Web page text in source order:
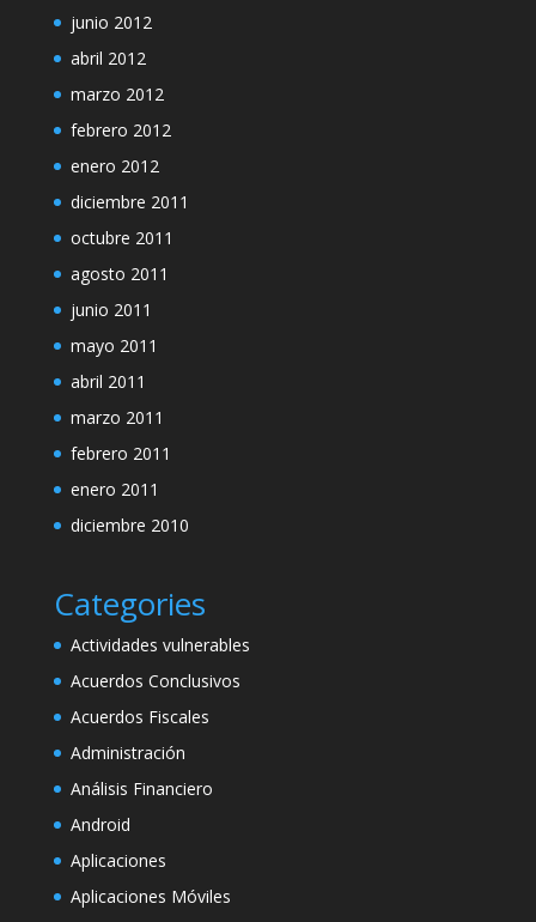
junio 2012
abril 2012
marzo 2012
febrero 2012
enero 2012
diciembre 2011
octubre 2011
agosto 2011
junio 2011
mayo 2011
abril 2011
marzo 2011
febrero 2011
enero 2011
diciembre 2010
Categories
Actividades vulnerables
Acuerdos Conclusivos
Acuerdos Fiscales
Administración
Análisis Financiero
Android
Aplicaciones
Aplicaciones Móviles